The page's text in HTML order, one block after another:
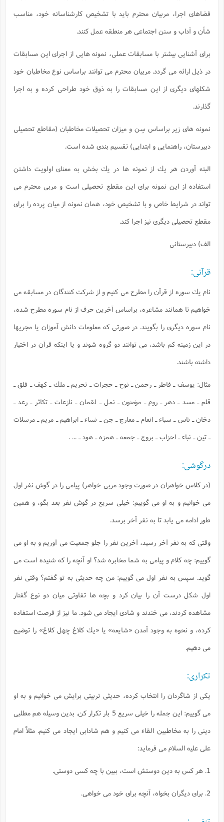
فضاهاى اجرا، مربيان محترم بايد با تشخيص كارشناسانه خود، مناسب
شأن و آداب و سنن اجتماعى هر منطقه عمل كنند.
براى آشنايى بيشتر با مسابقات عملى، نمونه هايى از اجراى اين مسابقات
در ذيل ارائه مى گردد. مربيان محترم مى توانند براساس نوع مخاطبان خود
شكلهاى ديگرى از اين مسابقات را به ذوق خود طراحى كرده و به اجرا
گذارند.
نمونه هاى زير براساس سِن و ميزان تحصيلات مخاطبان (مقاطع تحصيلى
دبيرستان، راهنمايى و ابتدايى) تقسيم بندى شده است.
البته آوردن هر يك از نمونه ها در يك بخش به معناى اولويت داشتن
استفاده از اين نمونه براى اين مقطع تحصيلى است و مربى محترم مى
تواند در شرايط خاص و با تشخيص خود، همان نمونه از ميان پرده را براى
مقطع تحصيلى ديگرى نيز اجرا كند.
الف) دبيرستانى
قرآنى:
نام يك سوره از قرآن را مطرح مى كنيم و از شركت كنندگان در مسابقه مى
خواهيم تا همانند مشاعره، براساس آخرين حرف از نام سوره مطرح شده،
نام سوره ديگرى را بگويند. در صورتى كه معلومات دانش آموزان يا مجريها
در اين زمينه كم باشد، مى توانند دو گروه شوند و يا اينكه قرآن در اختيار
داشته باشند.
مثال: يوسف ـ فاطر ـ رحمن ـ نوح ـ حجرات ـ تحريم ـ ملك ـ كهف ـ فلق ـ
قلم ـ مسد ـ دهر ـ روم ـ مؤمنون ـ نمل ـ لقمان ـ نازعات ـ تكاثر ـ رعد ـ
دخان ـ ناس ـ سباء ـ انعام ـ معارج ـ جن ـ نساء ـ ابراهيم ـ مريم ـ مرسلات
ـ تين ـ نباء ـ احزاب ـ بروج ـ جمعه ـ همزه ـ هود ـ ... .
درگوشى:
(در كلاس خواهران در صورت وجود مربى خواهر) پيامى را در گوش نفر اول
مى خوانيم و به او مى گوييم: خيلى سريع در گوش نفر بعد بگو، و همين
طور ادامه مى يابد تا به نفر آخر برسد.
وقتى كه به نفر آخر رسيد، آخرين نفر را جلو جمعيت مى آوريم و به او مى
گوييم: چه كلام و پيامى به شما مخابره شد؟ او آنچه را كه شنيده است مى
گويد. سپس به نفر اول مى گوييم: من چه حديثى به تو گفتم؟ وقتى نفر
اول شكل درست آن را بيان كرد و بچه ها تفاوتى ميان دو نوع گفتار
مشاهده كردند، مى خندند و شادى ايجاد مى شود. ما نيز از فرصت استفاده
كرده، و نحوه به وجود آمدن «شايعه» يا «يك كلاغ چهل كلاغ» را توضيح
مى دهيم.
تكرارى:
يكى از شاگردان را انتخاب كرده، حديثى تربيتى برايش مى خوانيم و به او
مى گوييم: اين جمله را خيلى سريع 5 بار تكرار كن. بدين وسيله هم مطلبى
دينى را به مخاطبين القاء مى كنيم و هم شادابى ايجاد مى كنيم. مثلاً امام
على عليه السلام مى فرمايد:
1. هر كس به دين دوستش است، ببين با چه كسى دوستى.
2. براى ديگران بخواه، آنچه براى خود مى خواهى.